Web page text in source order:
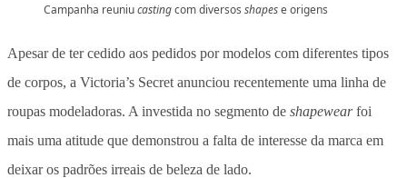
Campanha reuniucastingcom diversos shapese origens
Apesar de ter cedido aos pedidos por modelos com diferentes tipos
de corpos, a Victoria’s Secret anunciou recentemente uma linha de
roupas modeladoras. A investida no segmento de shapewearfoi
mais uma atitude que demonstrou a falta de interesse da marca em
deixar os padrões irreais de beleza de lado.